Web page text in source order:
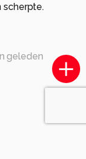
scherpte.
geleden